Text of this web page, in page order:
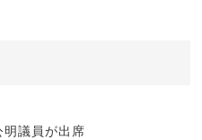
議員が出席